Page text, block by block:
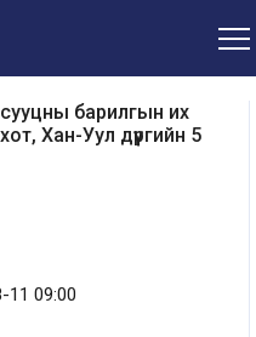
барилгын их
Хан-Уул дүүргийн 5
11 09:00